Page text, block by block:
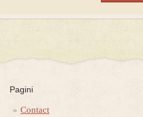
Pagini
Contact